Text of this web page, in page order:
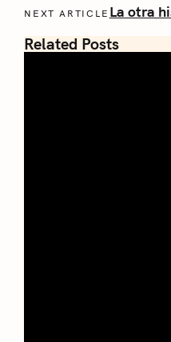
NEXT ARTICLE La otra
Related Posts